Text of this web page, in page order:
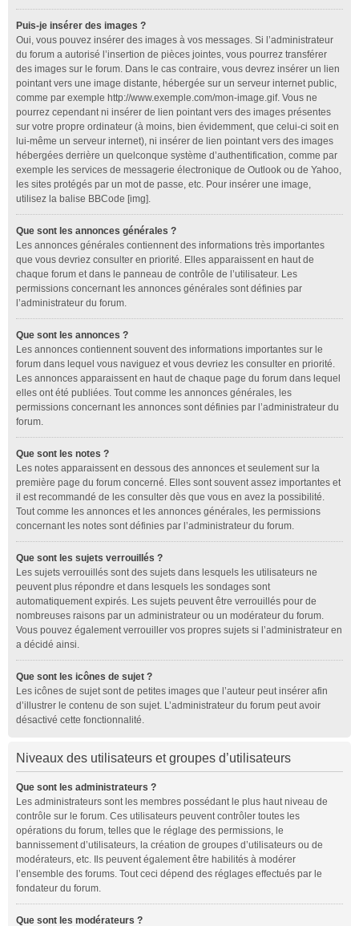
Puis-je insérer des images ?
Oui, vous pouvez insérer des images à vos messages. Si l’administrateur
du forum a autorisé l’insertion de pièces jointes, vous pourrez transférer
des images sur le forum. Dans le cas contraire, vous devrez insérer un lien
pointant vers une image distante, hébergée sur un serveur internet public,
comme par exemple http://www.exemple.com/mon-image.gif. Vous ne
pourrez cependant ni insérer de lien pointant vers des images présentes
sur votre propre ordinateur (à moins, bien évidemment, que celui-ci soit en
lui-même un serveur internet), ni insérer de lien pointant vers des images
hébergées derrière un quelconque système d’authentification, comme par
exemple les services de messagerie électronique de Outlook ou de Yahoo,
les sites protégés par un mot de passe, etc. Pour insérer une image,
utilisez la balise BBCode [img].
Que sont les annonces générales ?
Les annonces générales contiennent des informations très importantes
que vous devriez consulter en priorité. Elles apparaissent en haut de
chaque forum et dans le panneau de contrôle de l’utilisateur. Les
permissions concernant les annonces générales sont définies par
l’administrateur du forum.
Que sont les annonces ?
Les annonces contiennent souvent des informations importantes sur le
forum dans lequel vous naviguez et vous devriez les consulter en priorité.
Les annonces apparaissent en haut de chaque page du forum dans lequel
elles ont été publiées. Tout comme les annonces générales, les
permissions concernant les annonces sont définies par l’administrateur du
forum.
Que sont les notes ?
Les notes apparaissent en dessous des annonces et seulement sur la
première page du forum concerné. Elles sont souvent assez importantes et
il est recommandé de les consulter dès que vous en avez la possibilité.
Tout comme les annonces et les annonces générales, les permissions
concernant les notes sont définies par l’administrateur du forum.
Que sont les sujets verrouillés ?
Les sujets verrouillés sont des sujets dans lesquels les utilisateurs ne
peuvent plus répondre et dans lesquels les sondages sont
automatiquement expirés. Les sujets peuvent être verrouillés pour de
nombreuses raisons par un administrateur ou un modérateur du forum.
Vous pouvez également verrouiller vos propres sujets si l’administrateur en
a décidé ainsi.
Que sont les icônes de sujet ?
Les icônes de sujet sont de petites images que l’auteur peut insérer afin
d’illustrer le contenu de son sujet. L’administrateur du forum peut avoir
désactivé cette fonctionnalité.
Niveaux des utilisateurs et groupes d’utilisateurs
Que sont les administrateurs ?
Les administrateurs sont les membres possédant le plus haut niveau de
contrôle sur le forum. Ces utilisateurs peuvent contrôler toutes les
opérations du forum, telles que le réglage des permissions, le
bannissement d’utilisateurs, la création de groupes d’utilisateurs ou de
modérateurs, etc. Ils peuvent également être habilités à modérer
l’ensemble des forums. Tout ceci dépend des réglages effectués par le
fondateur du forum.
Que sont les modérateurs ?